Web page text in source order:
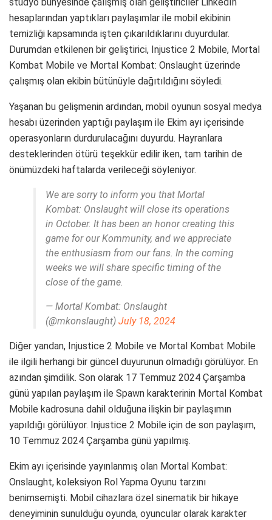
hesaplarından yaptıkları paylaşımlar ile mobil ekibinin
temizliği kapsamında işten çıkarıldıklarını duyurdular.
Durumdan etkilenen bir geliştirici, Injustice 2 Mobile, Mortal
Kombat Mobile ve Mortal Kombat: Onslaught üzerinde
çalışmış olan ekibin bütünüyle dağıtıldığını söyledi.
Yaşanan bu gelişmenin ardından, mobil oyunun sosyal medya
hesabı üzerinden yaptığı paylaşım ile Ekim ayı içerisinde
operasyonların durdurulacağını duyurdu. Hayranlara
desteklerinden ötürü teşekkür edilir iken, tam tarihin de
önümüzdeki haftalarda verileceği söyleniyor.
We are sorry to inform you that Mortal
Kombat: Onslaught will close its operations
in October. It has been an honor creating this
game for our Kommunity, and we appreciate
the enthusiasm from our fans. In the coming
weeks we will share specific timing of the
close of the game.
— Mortal Kombat: Onslaught
(@mkonslaught) July 18, 2024
Diğer yandan, Injustice 2 Mobile ve Mortal Kombat Mobile
ile ilgili herhangi bir güncel duyurunun olmadığı görülüyor. En
azından şimdilik. Son olarak 17 Temmuz 2024 Çarşamba
günü yapılan paylaşım ile Spawn karakterinin Mortal Kombat
Mobile kadrosuna dahil olduğuna ilişkin bir paylaşımın
yapıldığı görülüyor. Injustice 2 Mobile için de son paylaşım,
10 Temmuz 2024 Çarşamba günü yapılmış.
Ekim ayı içerisinde yayınlanmış olan Mortal Kombat:
Onslaught, koleksiyon Rol Yapma Oyunu tarzını
benimsemişti. Mobil cihazlara özel sinematik bir hikaye
deneyiminin sunulduğu oyunda, oyuncular olarak karakter